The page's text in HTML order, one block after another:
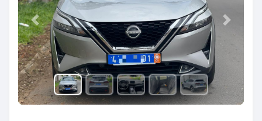
Previous Next